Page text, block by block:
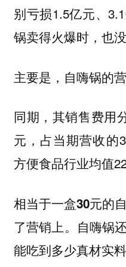
别亏损1.5亿元、
锅卖得火爆时，也没
主要是， 自嗨锅的
同期，其销售费用
元，占当期营收的
方便食品行业均值
相当于一盒30元的
了营销上。 自嗨锅
能吃到多少真材实